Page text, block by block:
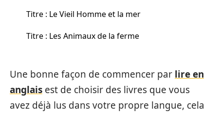
Titre : Le Vieil Homme et la mer
Titre : Les Animaux de la ferme
Une bonne façon de commencer par lire en
anglais est de choisir des livres que vous
avez déjà lus dans votre propre langue, cela